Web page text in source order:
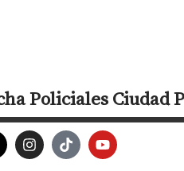
PolicialesCiudad